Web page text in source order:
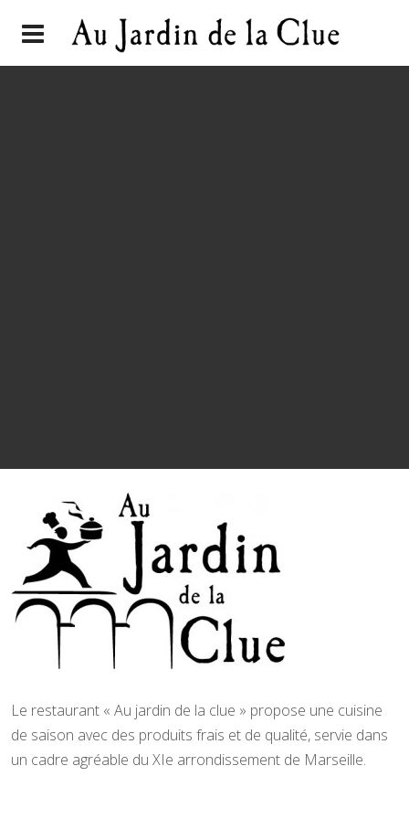
Le restaurant « Au jardin de la clue » propose une cuisine
de saison avec des produits frais et de qualité, servie dans
un cadre agréable du XIe arrondissement de Marseille.